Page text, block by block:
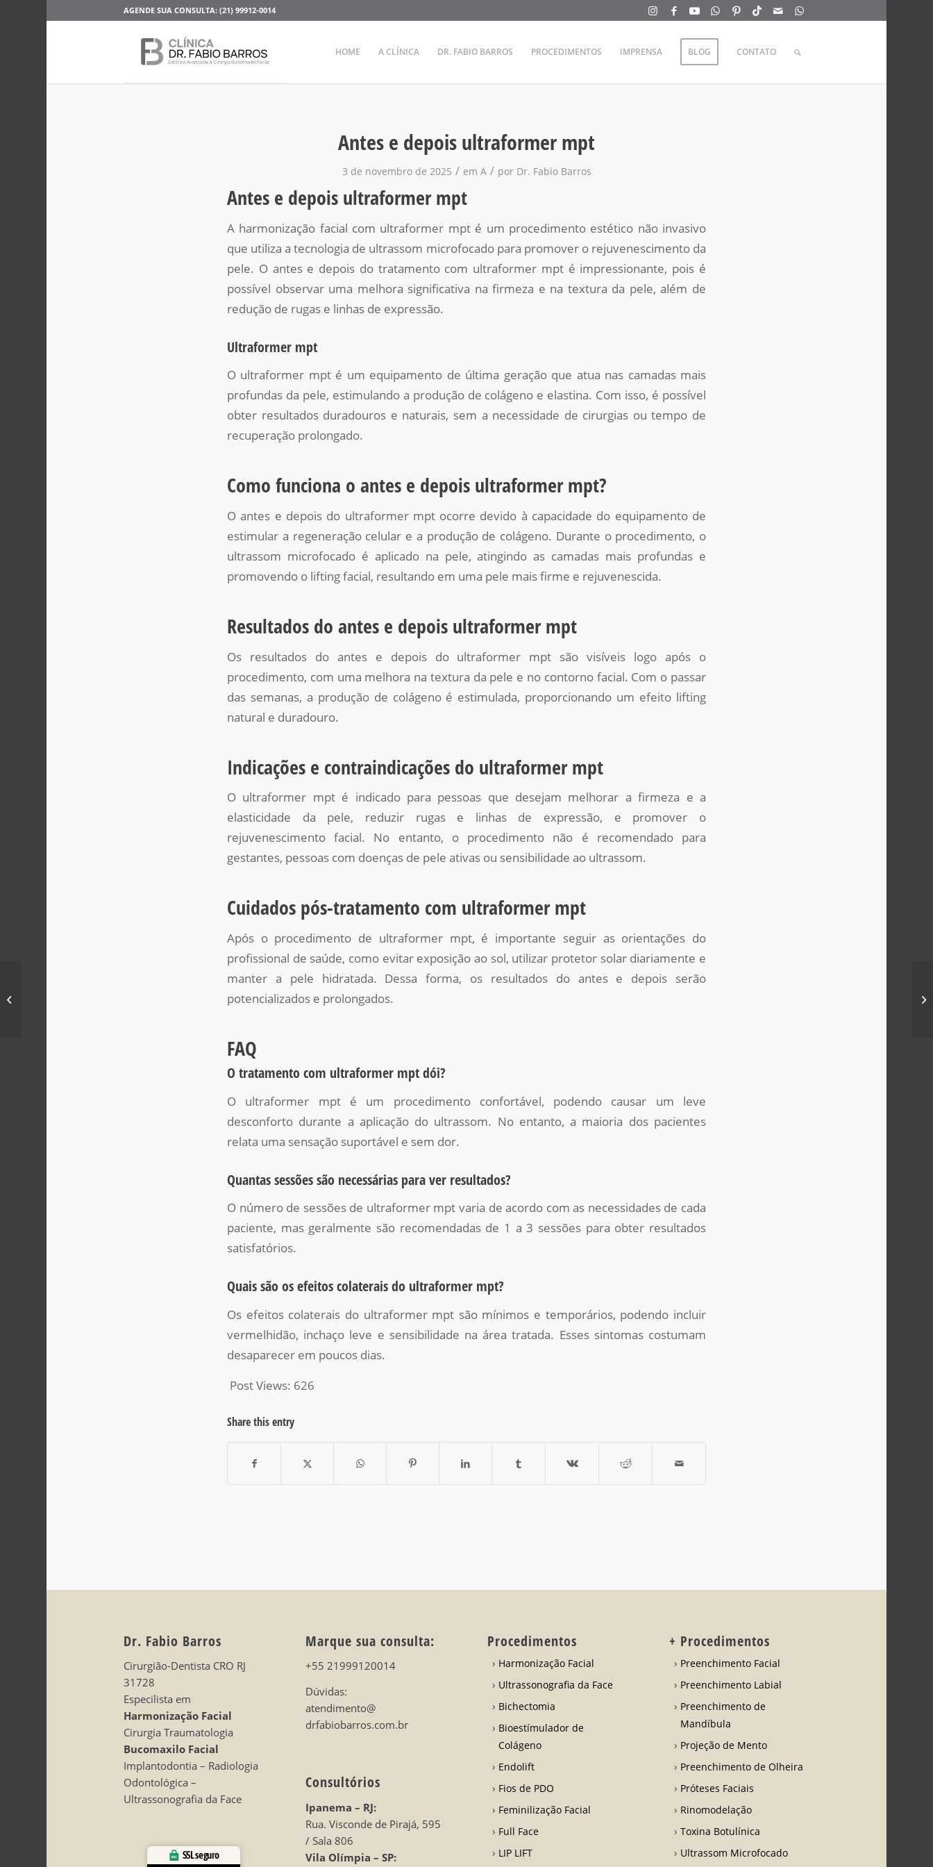
AGENDE SUA CONSULTA: (21) 99912-0014
HOME A CLÍNICA DR. FABIO BARROS PROCEDIMENTOS IMPRENSA BLOG CONTATO
Antes e depois ultraformer mpt
3 de novembro de 2025 / em A / por Dr. Fabio Barros
Antes e depois ultraformer mpt
A harmonização facial com ultraformer mpt é um procedimento estético não invasivo
que utiliza a tecnologia de ultrassom microfocado para promover o rejuvenescimento da
pele. O antes e depois do tratamento com ultraformer mpt é impressionante, pois é
possível observar uma melhora significativa na firmeza e na textura da pele, além de
redução de rugas e linhas de expressão.
Ultraformer mpt
O ultraformer mpt é um equipamento de última geração que atua nas camadas mais
profundas da pele, estimulando a produção de colágeno e elastina. Com isso, é possível
obter resultados duradouros e naturais, sem a necessidade de cirurgias ou tempo de
recuperação prolongado.
Como funciona o antes e depois ultraformer mpt?
O antes e depois do ultraformer mpt ocorre devido à capacidade do equipamento de
estimular a regeneração celular e a produção de colágeno. Durante o procedimento, o
ultrassom microfocado é aplicado na pele, atingindo as camadas mais profundas e
promovendo o lifting facial, resultando em uma pele mais firme e rejuvenescida.
Resultados do antes e depois ultraformer mpt
Os resultados do antes e depois do ultraformer mpt são visíveis logo após o
procedimento, com uma melhora na textura da pele e no contorno facial. Com o passar
das semanas, a produção de colágeno é estimulada, proporcionando um efeito lifting
natural e duradouro.
Indicações e contraindicações do ultraformer mpt
O ultraformer mpt é indicado para pessoas que desejam melhorar a firmeza e a
elasticidade da pele, reduzir rugas e linhas de expressão, e promover o
rejuvenescimento facial. No entanto, o procedimento não é recomendado para
gestantes, pessoas com doenças de pele ativas ou sensibilidade ao ultrassom.
Cuidados pós-tratamento com ultraformer mpt
Após o procedimento de ultraformer mpt, é importante seguir as orientações do
profissional de saúde, como evitar exposição ao sol, utilizar protetor solar diariamente e
manter a pele hidratada. Dessa forma, os resultados do antes e depois serão
potencializados e prolongados.
FAQ
O tratamento com ultraformer mpt dói?
O ultraformer mpt é um procedimento confortável, podendo causar um leve
desconforto durante a aplicação do ultrassom. No entanto, a maioria dos pacientes
relata uma sensação suportável e sem dor.
Quantas sessões são necessárias para ver resultados?
O número de sessões de ultraformer mpt varia de acordo com as necessidades de cada
paciente, mas geralmente são recomendadas de 1 a 3 sessões para obter resultados
satisfatórios.
Quais são os efeitos colaterais do ultraformer mpt?
Os efeitos colaterais do ultraformer mpt são mínimos e temporários, podendo incluir
vermelhidão, inchaço leve e sensibilidade na área tratada. Esses sintomas costumam
desaparecer em poucos dias.
Post Views: 626
Share this entry
Dr. Fabio Barros
Cirurgião-Dentista CRO RJ
31728
Especilista em
Harmonização Facial
Cirurgia Traumatologia
Bucomaxilo Facial
Implantodontia – Radiologia
Odontológica –
Ultrassonografia da Face
SSL seguro
Marque sua consulta:
+55 21999120014
Dúvidas:
atendimento@
drfabiobarros.com.br
Consultórios
Ipanema – RJ:
Rua. Visconde de Pirajá, 595
/ Sala 806
Vila Olímpia – SP:
Procedimentos
Harmonização Facial
Ultrassonografia da Face
Bichectomia
Bioestímulador de
Colágeno
Endolift
Fios de PDO
Feminilização Facial
Full Face
LIP LIFT
+ Procedimentos
Preenchimento Facial
Preenchimento Labial
Preenchimento de
Mandíbula
Projeção de Mento
Preenchimento de Olheira
Próteses Faciais
Rinomodelação
Toxina Botulínica
Ultrassom Microfocado